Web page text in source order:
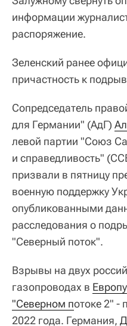
информации
распоряжение.
Зеленский ранее
причастность к
Сопредседатель
для Германии" (АдГ)
левой партии "Союз
и справедливость"
призвали в пятницу
военную поддержку
опубликованными
расследования о
"Северный поток".
Взрывы на двух
газопроводах в Европу
"Северном потоке 2" -
2022 года. Германия,